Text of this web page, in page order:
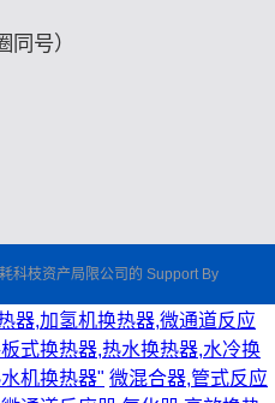
同号）
科枝资产局限公司的 Support By
器,加氢机换热器,微通道反应
式换热器,热水换热器,水冷换
机换热器" 微混合器,管式反应